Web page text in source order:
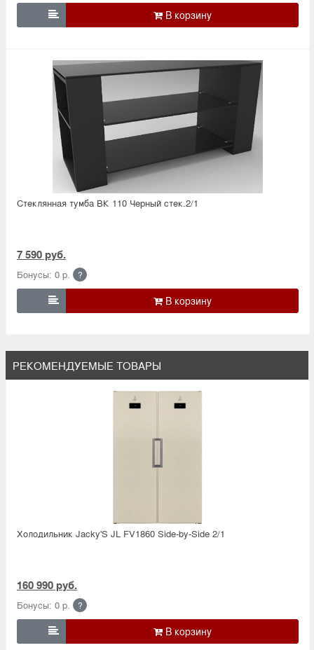

Стеклянная тумба ВК 110 Черный стек.2/1
7 590 руб.
Бонусы: 0 р. ?

РЕКОМЕНДУЕМЫЕ ТОВАРЫ
Холодильник Jacky'S JL FV1860 Side-by-Side 2/1
160 990 руб.
Бонусы: 0 р. ?
